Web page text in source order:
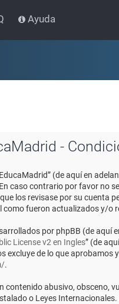
Ayuda
-
(de aquí en
caso contrario por favor no
los revisase por su cuenta
como fueron actualizados y/o
por phpBB (de aquí
License v2 en Ingles” (de
excluye de lo que
.
contenido abusivo, obsceno,
o Leyes